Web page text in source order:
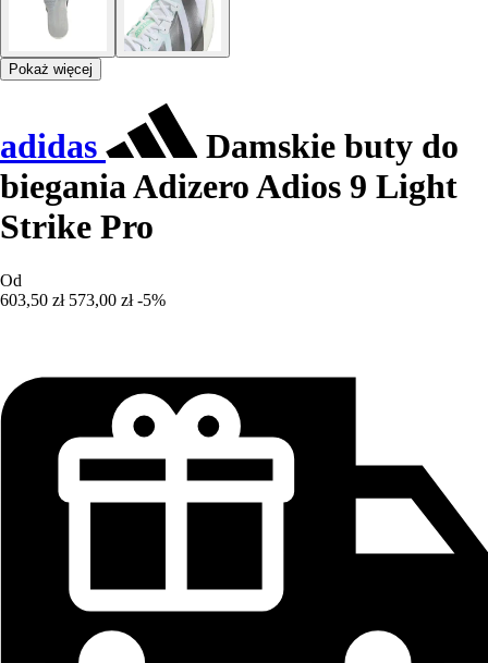
Pokaż więcej
adidas
Damskie buty do
biegania Adizero Adios 9 Light
Strike Pro
Od
603,50 zł 573,00 zł -5%